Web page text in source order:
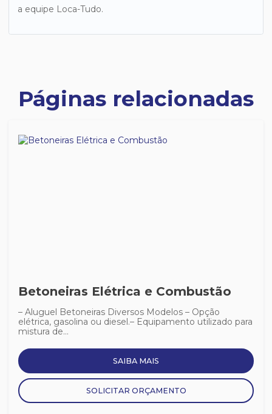
a equipe Loca-Tudo.
Páginas relacionadas
Betoneiras Elétrica e Combustão
– Aluguel Betoneiras Diversos Modelos – Opção
elétrica, gasolina ou diesel.– Equipamento utilizado para
mistura de...
SAIBA MAIS
SOLICITAR ORÇAMENTO